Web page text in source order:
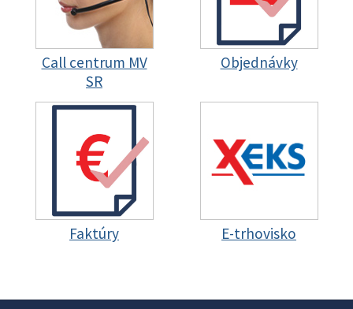
Call centrum MV
SR
Objednávky
Faktúry E-trhovisko